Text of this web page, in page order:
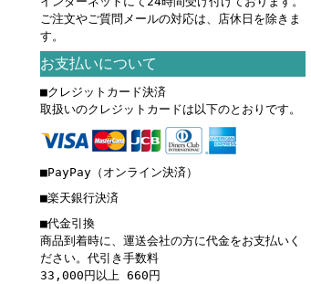
ご注文やご質問メールの対応は、店休日を除きま
す。
お支払いについて
■クレジットカード決済
取扱いのクレジットカードは以下のとおりです。
■PayPay（オンライン決済）
■楽天銀行決済
■代金引換
商品到着時に、運送会社の方に代金をお支払いく
ださい。代引き手数料
33,000円以上 660円